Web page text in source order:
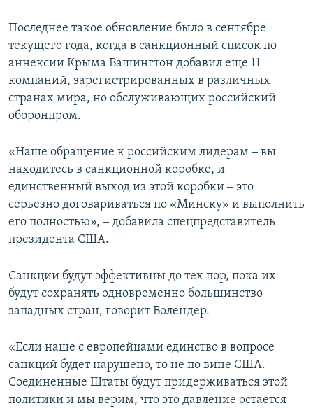
Последнее такое обновление было в сентябре
текущего года, когда в санкционный список по
аннексии Крыма Вашингтон добавил еще 11
компаний, зарегистрированных в различных
странах мира, но обслуживающих российский
оборонпром.
«Наше обращение к российским лидерам ‒ вы
находитесь в санкционной коробке, и
единственный выход из этой коробки ‒ это
серьезно договариваться по «Минску» и выполнить
его полностью», ‒ добавила спецпредставитель
президента США.
Санкции будут эффективны до тех пор, пока их
будут сохранять одновременно большинство
западных стран, говорит Волендер.
«Если наше с европейцами единство в вопросе
санкций будет нарушено, то не по вине США.
Соединенные Штаты будут придерживаться этой
политики и мы верим, что это давление остается